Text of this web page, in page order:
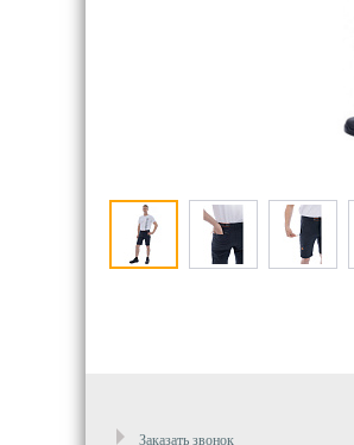
Заказать звонок